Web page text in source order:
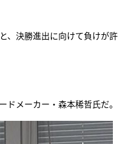
、決勝進出に向けて負けが許
メーカー・森本稀哲氏だ。
ー